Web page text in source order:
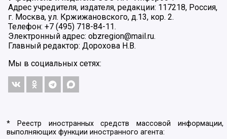
Адрес учредителя, издателя, редакции: 117218, Россия,
г. Москва, ул. Кржижановского, д.13, кор. 2.
Телефон: +7 (495) 718-84-11.
Электронный адрес: obzregion@mail.ru.
Главный редактор: Дорохова Н.В.
Мы в социальных сетях:
* Реестр иностранных средств массовой информации,
выполняющих функции иностранного агента: